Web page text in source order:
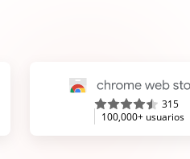
315
100,000+ usuarios